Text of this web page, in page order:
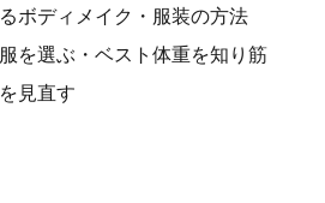
ボディメイク・服装の方法
を選ぶ・ベスト体重を知り筋
見直す